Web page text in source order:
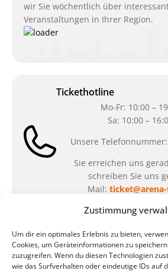
Zustimmung
Um dir ein optimales Erlebnis zu bieten,
Cookies, um Geräteinformationen zu
zuzugreifen. Wenn du diesen Technologien
wie das Surfverhalten oder eindeutige IDs auf
wir Sie wöchentlich über
Veranstaltungen in Ihrer Region.
Tickethotline
Mo-Fr: 10:00 –
Sa: 10:00 –
Unsere Telefonnummer:
Sie erreichen uns
schreiben Sie uns
Mail:
unsere
in der Zeit vom